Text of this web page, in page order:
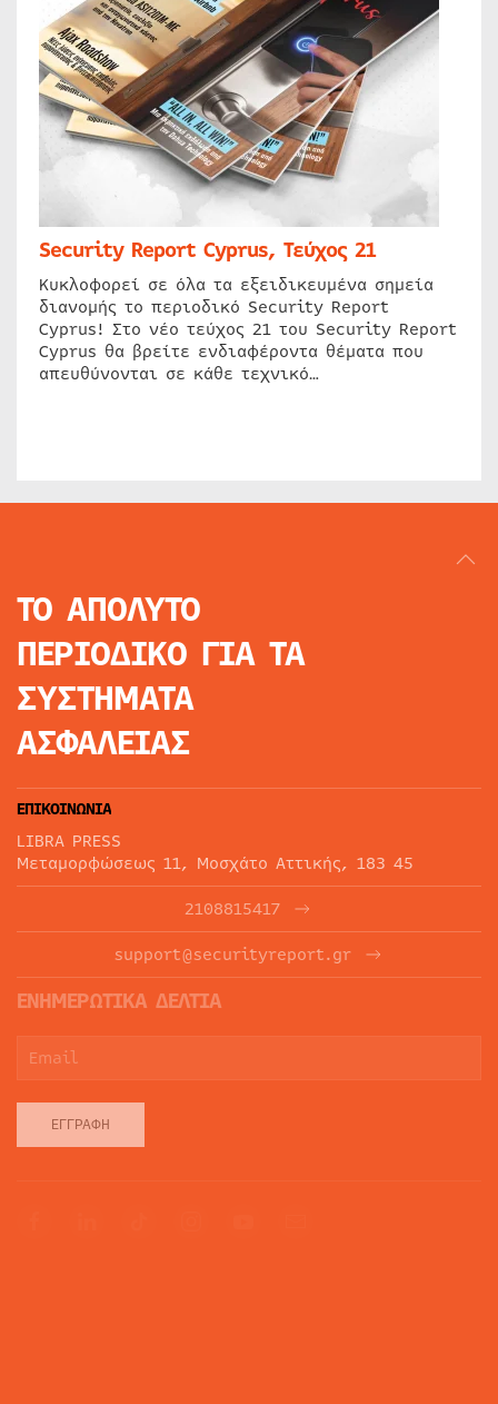
Security Report Cyprus, Τεύχος 21
Κυκλοφορεί σε όλα τα εξειδικευμένα σημεία
διανομής το περιοδικό Security Report
Cyprus! Στο νέο τεύχος 21 του Security Report
Cyprus θα βρείτε ενδιαφέροντα θέματα που
απευθύνονται σε κάθε τεχνικό…
ΤΟ ΑΠΟΛΥΤΟ
ΠΕΡΙΟΔΙΚΟ ΓΙΑ ΤΑ
ΣΥΣΤΗΜΑΤΑ
ΑΣΦΑΛΕΙΑΣ
ΕΠΙΚΟΙΝΩΝΙΑ
LIBRA PRESS
Μεταμορφώσεως 11, Μοσχάτο Αττικής, 183 45
2108815417
support@securityreport.gr
ΕΝΗΜΕΡΩΤΙΚΑ ΔΕΛΤΙΑ
ΕΓΓΡΑΦΉ